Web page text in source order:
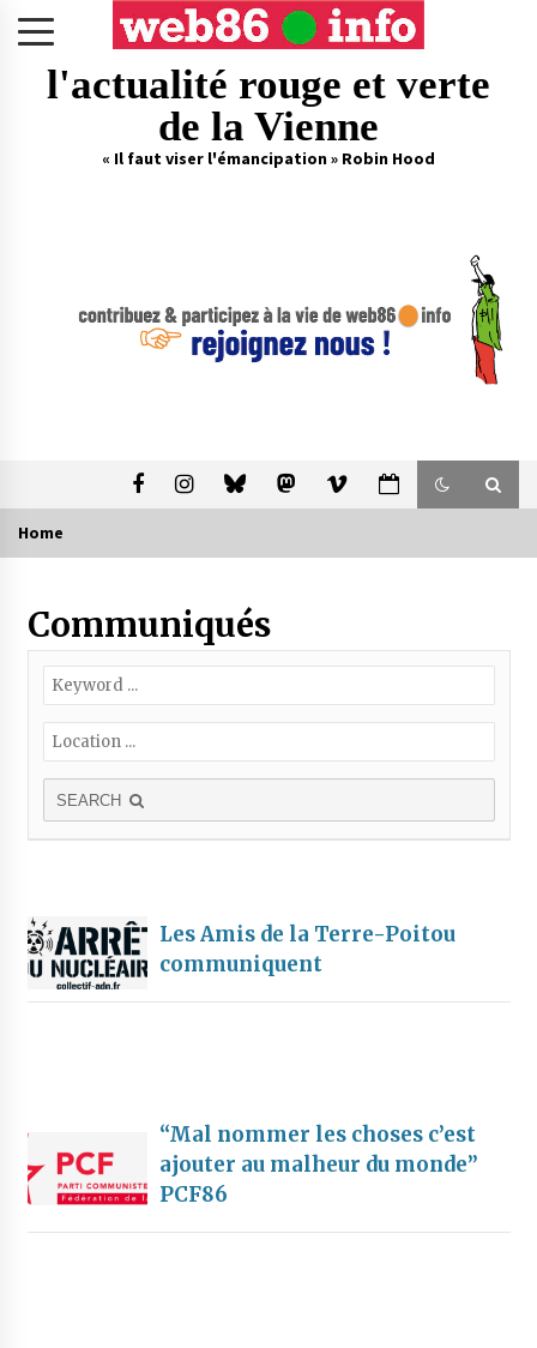
l'actualité rouge et verte
de la Vienne
« Il faut viser l'émancipation » Robin Hood
Home
Communiqués
SEARCH
Les Amis de la Terre-Poitou
communiquent
“Mal nommer les choses c’est
ajouter au malheur du monde”
PCF86